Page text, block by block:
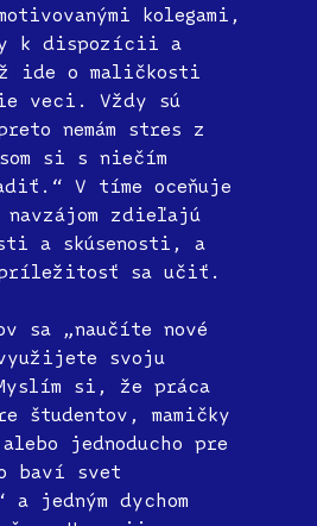
kolegami,
k dispozícii a
ide o maličkosti
veci. Vždy sú
nemám stres z
si s niečím
V tíme oceňuje
zdieľajú
a skúsenosti, a
sa učiť.
sa „naučíte nové
svoju
si, že práca
študentov, mamičky
jednoducho pre
baví svet
a jedným dychom